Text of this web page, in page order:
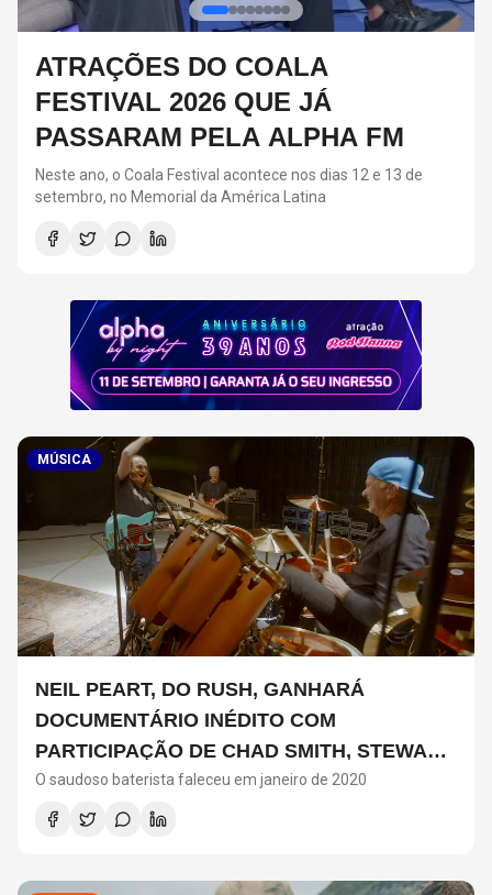
RED HOT CHILI PEPPERS DEVE
VOLTAR AOS ESTÚDIOS EM
BREVE, DIZ ANTHONY KIEDIS
O último álbum da banda foi lançado em 2022
MÚSICA
NEIL PEART, DO RUSH, GANHARÁ
DOCUMENTÁRIO INÉDITO COM
PARTICIPAÇÃO DE CHAD SMITH, STEWART
COPELAND E DANNY CAREY
O saudoso baterista faleceu em janeiro de 2020